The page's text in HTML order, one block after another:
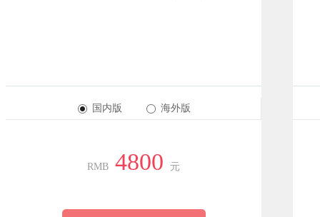
国内版 海外版
RMB 4800 元